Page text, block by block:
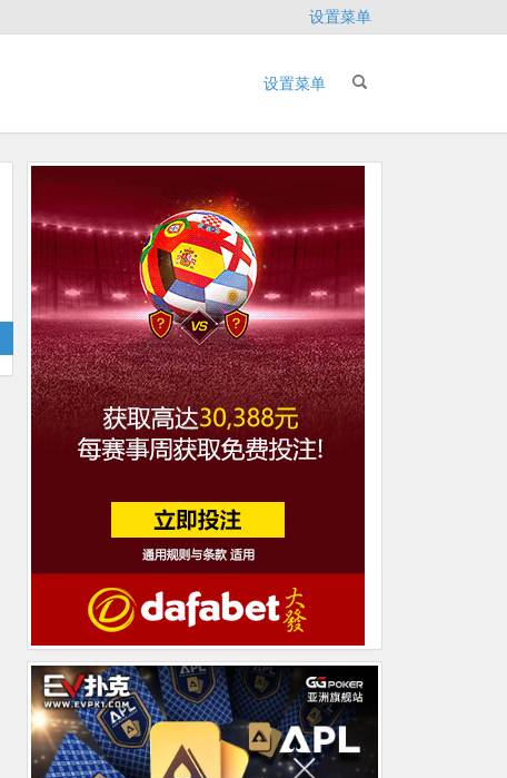
设置菜单
设置菜单